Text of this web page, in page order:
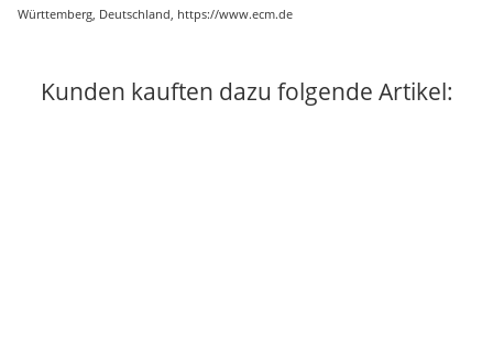
Württemberg, Deutschland, https://www.ecm.de
Kunden kauften dazu folgende Artikel: